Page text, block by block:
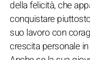
della felicità, che
conquistare
suo lavoro con
crescita personale